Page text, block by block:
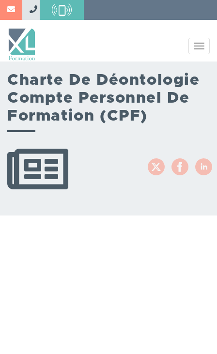
Aller
principal
Charte De Déontologie
Compte Personnel De
Formation (CPF)